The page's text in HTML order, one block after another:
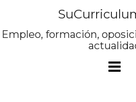
contenido
Empleo, formación,